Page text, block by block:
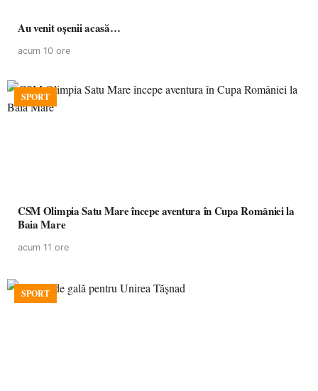
Au venit oșenii acasă…
acum 10 ore
SPORT
CSM Olimpia Satu Mare începe aventura în Cupa României la
Baia Mare
acum 11 ore
SPORT